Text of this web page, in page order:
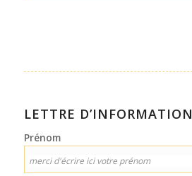
LETTRE D’INFORMATION
Prénom